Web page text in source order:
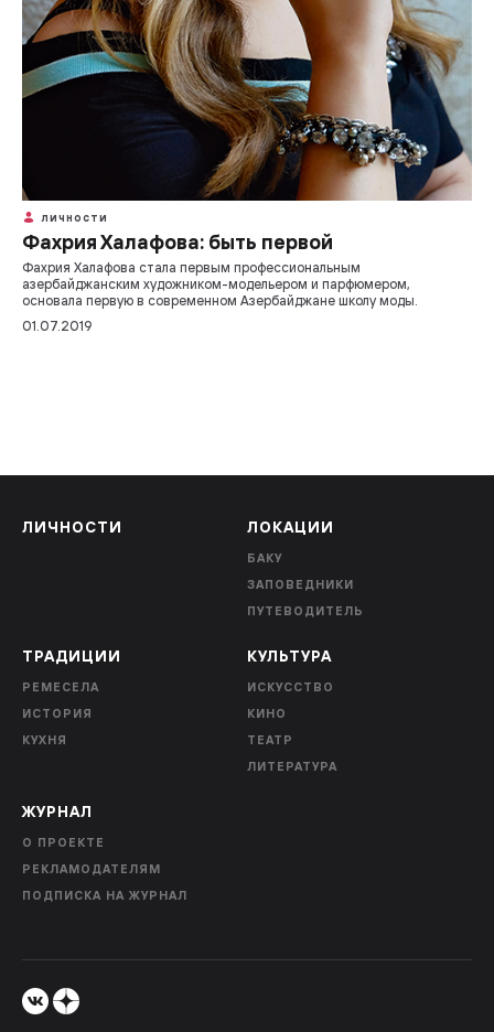
ЛИЧНОСТИ
Фахрия Халафова: быть первой
Фахрия Халафова стала первым профессиональным
азербайджанским художником-модельером и парфюмером,
основала первую в современном Азербайджане школу моды.
01.07.2019
ЛИЧНОСТИ ЛОКАЦИИ
БАКУ
ЗАПОВЕДНИКИ
ПУТЕВОДИТЕЛЬ
ТРАДИЦИИ
РЕМЕСЕЛА
ИСТОРИЯ
КУХНЯ
КУЛЬТУРА
ИСКУССТВО
КИНО
ТЕАТР
ЛИТЕРАТУРА
ЖУРНАЛ
О ПРОЕКТЕ
РЕКЛАМОДАТЕЛЯМ
ПОДПИСКА НА ЖУРНАЛ